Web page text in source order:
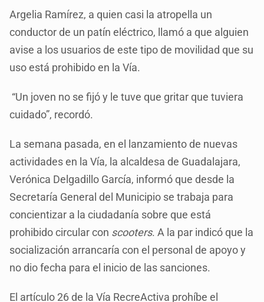
Argelia Ramírez, a quien casi la atropella un
conductor de un patín eléctrico, llamó a que alguien
avise a los usuarios de este tipo de movilidad que su
uso está prohibido en la Vía.
“Un joven no se fijó y le tuve que gritar que tuviera
cuidado”, recordó.
La semana pasada, en el lanzamiento de nuevas
actividades en la Vía, la alcaldesa de Guadalajara,
Verónica Delgadillo García, informó que desde la
Secretaría General del Municipio se trabaja para
concientizar a la ciudadanía sobre que está
prohibido circular con scooters. A la par indicó que la
socialización arrancaría con el personal de apoyo y
no dio fecha para el inicio de las sanciones.
El artículo 26 de la Vía RecreActiva prohíbe el